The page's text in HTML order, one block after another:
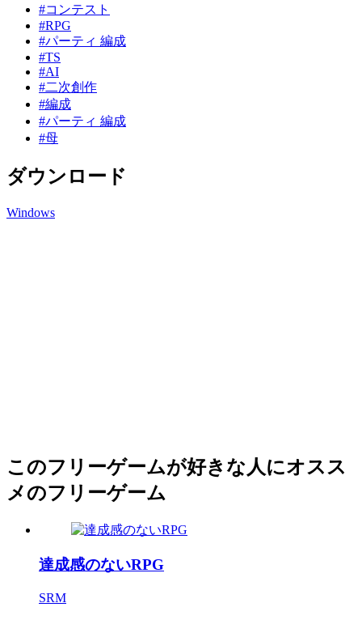
#コンテスト
#RPG
#パーティ 編成
#TS
#AI
#二次創作
#編成
#パーティ 編成
#母
ダウンロード
Windows
このフリーゲームが好きな人にオスス
メのフリーゲーム
達成感のないRPG
SRM